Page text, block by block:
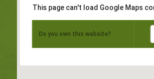
This page can't load Google Maps
Do you own this website?